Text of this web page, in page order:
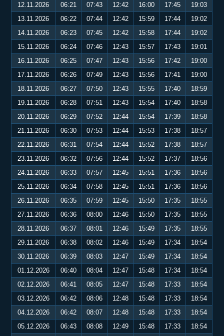
12.11.2026
06:21 07:43 12:42 16:00 17:45
19:03
13.11.2026
06:22 07:44 12:42 15:59 17:44
19:02
14.11.2026
06:23 07:45 12:42 15:58 17:44
19:02
15.11.2026
06:24 07:46 12:43 15:57 17:43
19:01
16.11.2026
06:25 07:47 12:43 15:56 17:42
19:00
17.11.2026
06:26 07:49 12:43 15:56 17:41
19:00
18.11.2026
06:27 07:50 12:43 15:55 17:40
18:59
19.11.2026
06:28 07:51 12:43 15:54 17:40
18:58
20.11.2026
06:29 07:52 12:44 15:54 17:39
18:58
21.11.2026
06:30 07:53 12:44 15:53 17:38
18:57
22.11.2026
06:31 07:54 12:44 15:52 17:38
18:57
23.11.2026
06:32 07:56 12:44 15:52 17:37
18:56
24.11.2026
06:33 07:57 12:45 15:51 17:36
18:56
25.11.2026
06:34 07:58 12:45 15:51 17:36
18:56
26.11.2026
06:35 07:59 12:45 15:50 17:35
18:55
27.11.2026
06:36 08:00 12:46 15:50 17:35
18:55
28.11.2026
06:37 08:01 12:46 15:49 17:35
18:55
29.11.2026
06:38 08:02 12:46 15:49 17:34
18:54
30.11.2026
06:39 08:03 12:47 15:49 17:34
18:54
01.12.2026
06:40 08:04 12:47 15:48 17:34
18:54
02.12.2026
06:41 08:05 12:47 15:48 17:33
18:54
03.12.2026
06:42 08:06 12:48 15:48 17:33
18:54
04.12.2026
06:42 08:07 12:48 15:48 17:33
18:54
05.12.2026
06:43 08:08 12:49 15:48 17:33 18:54